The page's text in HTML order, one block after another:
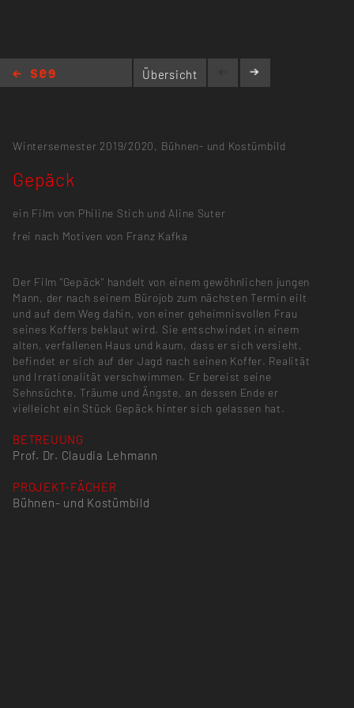
Übersicht
Wintersemester 2019/2020, Bühnen- und Kostümbild
Gepäck
ein Film von Philine Stich und Aline Suter
frei nach Motiven von Franz Kafka
Der Film "Gepäck" handelt von einem gewöhnlichen jungen
Mann, der nach seinem Bürojob zum nächsten Termin eilt
und auf dem Weg dahin, von einer geheimnisvollen Frau
seines Koffers beklaut wird. Sie entschwindet in einem
alten, verfallenen Haus und kaum, dass er sich versieht,
befindet er sich auf der Jagd nach seinen Koffer. Realität
und Irrationalität verschwimmen. Er bereist seine
Sehnsüchte, Träume und Ängste, an dessen Ende er
vielleicht ein Stück Gepäck hinter sich gelassen hat.
BETREUUNG
Prof. Dr. Claudia Lehmann
PROJEKT-FÄCHER
Bühnen- und Kostümbild